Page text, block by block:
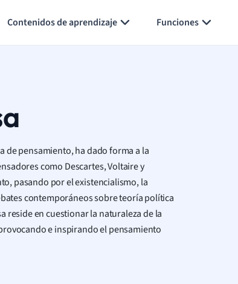
Contenidos de aprendizaje Funciones
de pensamiento, ha dado forma a la
como Descartes, Voltaire y
pasando por el existencialismo, la
contemporáneos sobre teoría política
reside en cuestionar la naturaleza de la
e inspirando el pensamiento